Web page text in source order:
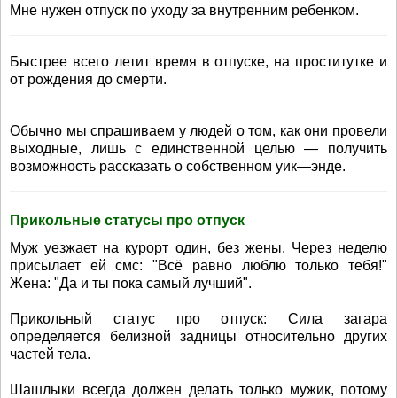
Мне нужен отпуск по уходу за внутренним ребенком.
Быстрее всего летит время в отпуске, на проститутке и
от рождения до смерти.
Обычно мы спрашиваем у людей о том, как они провели
выходные, лишь с единственной целью — получить
возможность рассказать о собственном уик—энде.
Прикольные статусы про отпуск
Муж уезжает на курорт один, без жены. Через неделю
присылает ей смс: "Всё равно люблю только тебя!"
Жена: "Да и ты пока самый лучший".
Прикольный статус про отпуск: Сила загара
определяется белизной задницы относительно других
частей тела.
Шашлыки всегда должен делать только мужик, потому